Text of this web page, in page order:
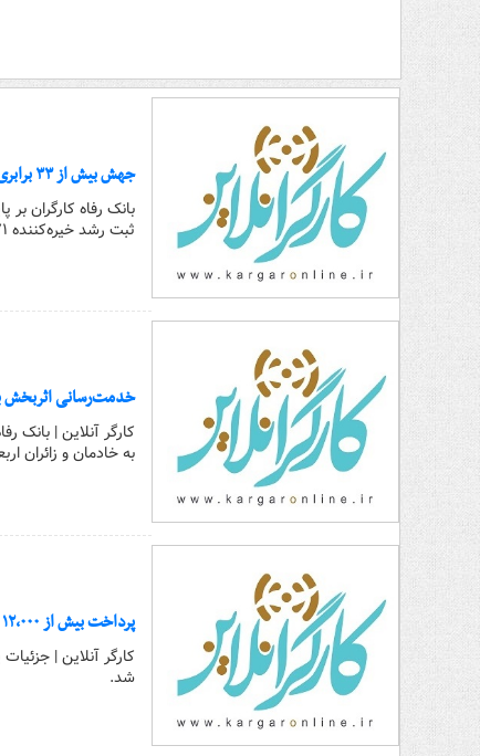
جهش بیش از ۳۳ برابری سود خالص بانک رفاه کارگران در بهار ۱۴۰۵
بانک رفاه کارگران
ثبت رشد خیره‌کننده ۳۳۷۱ درصدی سود خالص، عملکردی درخشان از خود به نمایش گذاشت.
خدمت‌رسانی اثربخش
کارگر آنلاین | بانک
به خادمان و زائران
پرداخت بیش از ۱۲,۰۰۰ میلیارد ریال تسهیلات ازدواج در تیر ماه سال جاری توسط بانک رفاه کارگران
شد.